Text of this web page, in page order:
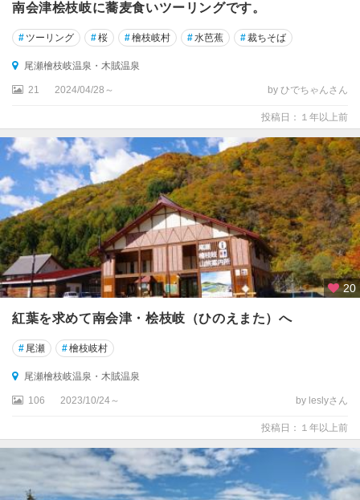
南会津桧枝岐に蕎麦食いツーリングです。
# ツーリング #桜 #檜枝岐村 #水芭蕉 #裁ちそば
尾瀬檜枝岐温泉・木賊温泉
21 2024/04/28～ by ひでちゃんさん
投稿日：１年以上前
20
紅葉を求めて南会津・桧枝岐（ひのえまた）へ
# 尾瀬 #檜枝岐村
尾瀬檜枝岐温泉・木賊温泉
106 2023/10/24～ by leslyさん
投稿日：１年以上前